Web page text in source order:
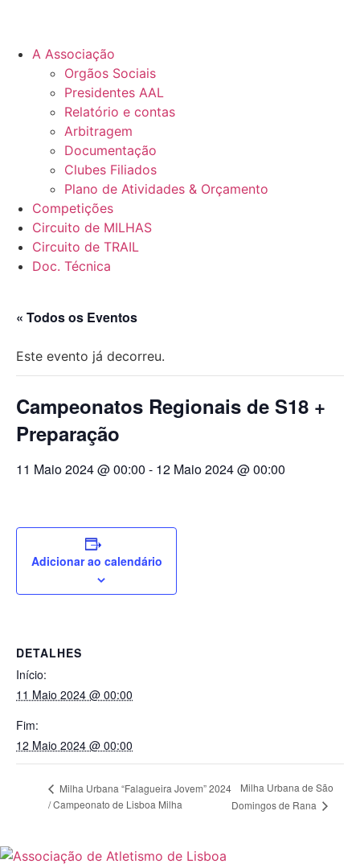
A Associação
Orgãos Sociais
Presidentes AAL
Relatório e contas
Arbitragem
Documentação
Clubes Filiados
Plano de Atividades & Orçamento
Competições
Circuito de MILHAS
Circuito de TRAIL
Doc. Técnica
« Todos os Eventos
Este evento já decorreu.
Campeonatos Regionais de S18 +
Preparação
11 Maio 2024 @ 00:00 - 12 Maio 2024 @ 00:00
Adicionar ao calendário
DETALHES
Início:
11 Maio 2024 @ 00:00
Fim:
12 Maio 2024 @ 00:00
Milha Urbana “Falagueira Jovem” 2024
/ Campeonato de Lisboa Milha
Milha Urbana de São
Domingos de Rana